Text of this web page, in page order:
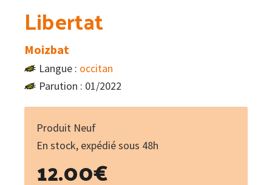
Libertat
Moizbat
Langue : occitan
Parution : 01/2022
Produit Neuf
En stock, expédié sous 48h
12.00€